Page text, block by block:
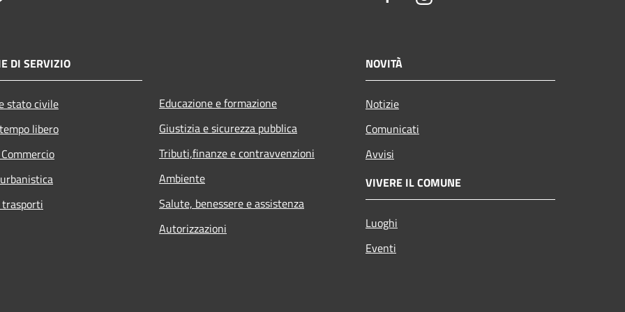
DI SERVIZIO
stato civile
libero
Educazione e formazione
Giustizia e sicurezza pubblica
Tributi,finanze e contravvenzioni
Ambiente
Salute, benessere e assistenza
Autorizzazioni
NOVITÀ
Notizie
Comunicati
Avvisi
VIVERE IL COMUNE
Luoghi
Eventi